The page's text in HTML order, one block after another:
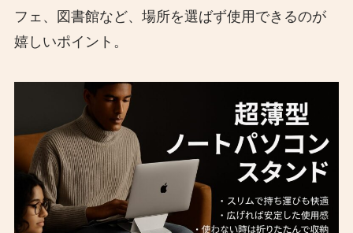
フェ、図書館など、場所を選ばず使用できるのが
嬉しいポイント。